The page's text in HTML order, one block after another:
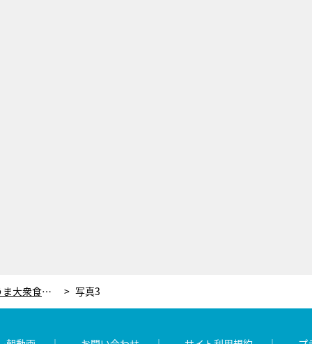
デカ盛り・爆安・人情！大人気激うま大衆食堂から“北関東最強”が決定 写真3